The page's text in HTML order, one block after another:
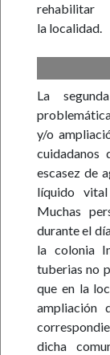
la localidad.
La
y/o
cuidadanos
escasez de
líquido
Muchas
durante el
la colonia
tuberias no
que en la
ampliación
dicha